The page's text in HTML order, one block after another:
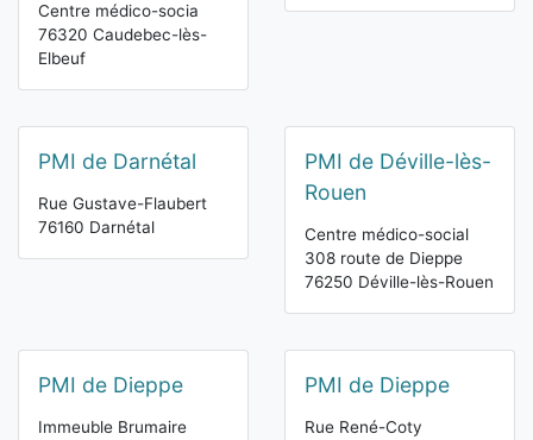
Centre médico-socia
76320 Caudebec-lès-
Elbeuf
PMI de Darnétal
Rue Gustave-Flaubert
76160 Darnétal
PMI de Déville-lès-
Rouen
Centre médico-social
308 route de Dieppe
76250 Déville-lès-Rouen
PMI de Dieppe
Immeuble Brumaire
PMI de Dieppe
Rue René-Coty